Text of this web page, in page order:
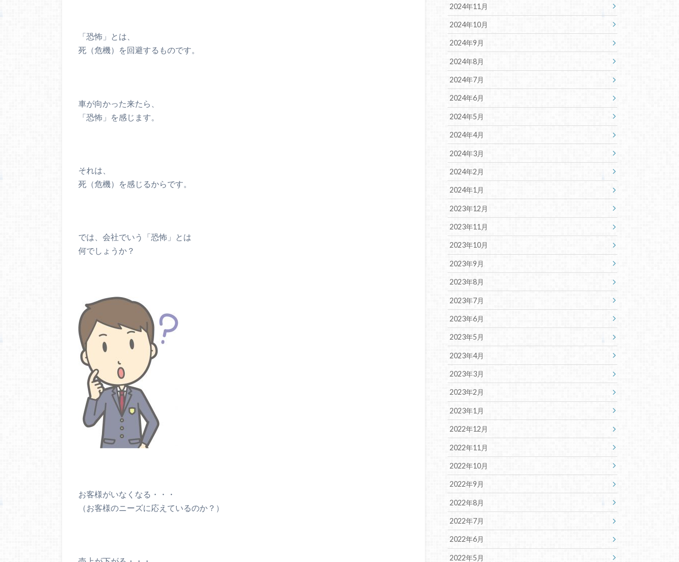
「恐怖」とは、
死（危機）を回避するものです。
車が向かった来たら、
「恐怖」を感じます。
それは、
死（危機）を感じるからです。
では、会社でいう「恐怖」とは
何でしょうか？
お客様がいなくなる・・・
（お客様のニーズに応えているのか？）
2024年11月
2024年10月
2024年9月
2024年8月
2024年7月
2024年6月
2024年5月
2024年4月
2024年3月
2024年2月
2024年1月
2023年12月
2023年11月
2023年10月
2023年9月
2023年8月
2023年7月
2023年6月
2023年5月
2023年4月
2023年3月
2023年2月
2023年1月
2022年12月
2022年11月
2022年10月
2022年9月
2022年8月
2022年7月
2022年6月
2022年5月